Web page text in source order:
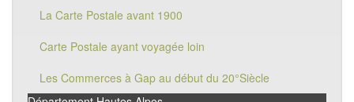
La Carte Postale avant 1900
Carte Postale ayant voyagée loin
Les Commerces à Gap au début du 20°Siècle